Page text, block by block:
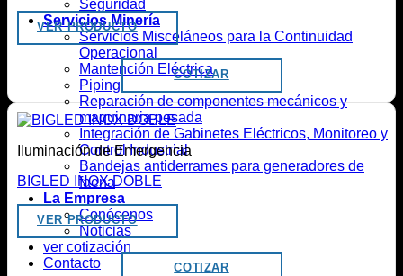
Seguridad
Servicios Minería
Servicios Misceláneos para la Continuidad
Operacional
Mantención Eléctrica
Piping
Reparación de componentes mecánicos y
maquinaria pesada
Integración de Gabinetes Eléctricos, Monitoreo y
Control Industrial
Bandejas antiderrames para generadores de
faena
La Empresa
Conócenos
Noticias
ver cotización
Contacto
VER PRODUCTO
COTIZAR
Iluminación de Emergencia
BIGLED INOX DOBLE
VER PRODUCTO
COTIZAR